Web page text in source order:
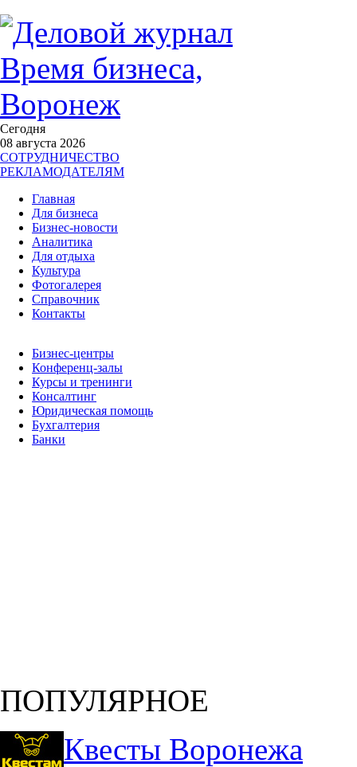
Сегодня
08 августа 2026
СОТРУДНИЧЕСТВО
РЕКЛАМОДАТЕЛЯМ
Главная
Для бизнеса
Бизнес-новости
Аналитика
Для отдыха
Культура
Фотогалерея
Справочник
Контакты
Бизнес-центры
Конференц-залы
Курсы и тренинги
Консалтинг
Юридическая помощь
Бухгалтерия
Банки
ПОПУЛЯРНОЕ
Квесты Воронежа